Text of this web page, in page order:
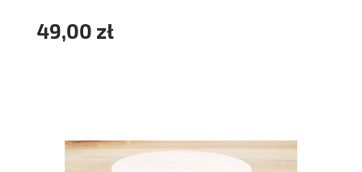
49,00 zł